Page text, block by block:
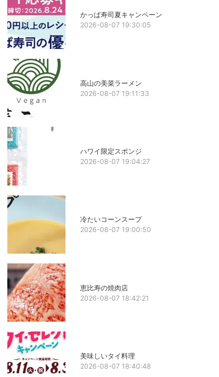
かっぱ寿司夏キャンペーン
2026-08-07 19:30:05
高山の美菜ラーメン
2026-08-07 19:11:33
ハワイ限定スポンジ
2026-08-07 19:04:27
冷たいコーンスープ
2026-08-07 19:00:50
恵比寿の焼肉店
2026-08-07 18:42:21
美味しいタイ料理
2026-08-07 18:40:48